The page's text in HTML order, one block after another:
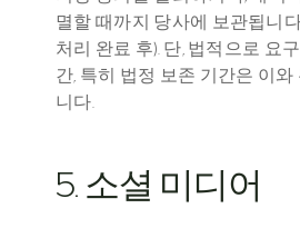
멸할 때까지 당사에 보관됩니
처리 완료 후). 단, 법적으로 요
간, 특히 법정 보존 기간은 이
니다.
5. 소셜 미디어